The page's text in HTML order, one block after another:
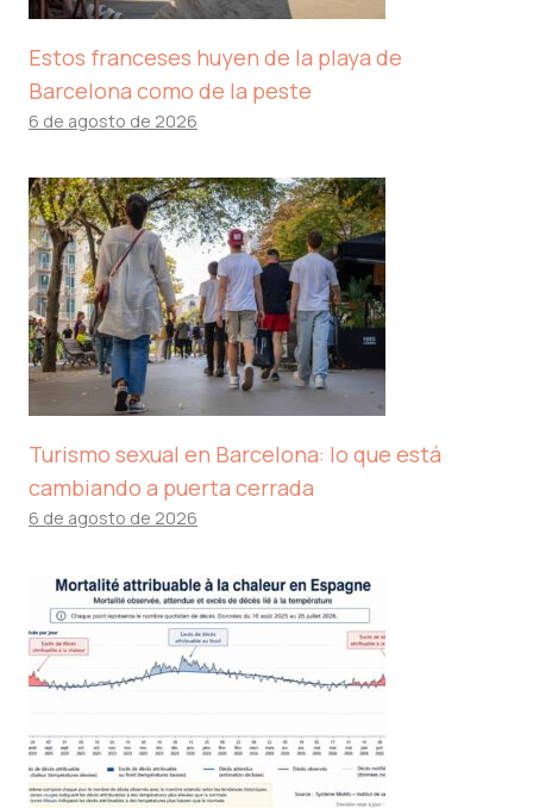
Estos franceses huyen de la playa de
Barcelona como de la peste
6 de agosto de 2026
Turismo sexual en Barcelona: lo que está
cambiando a puerta cerrada
6 de agosto de 2026